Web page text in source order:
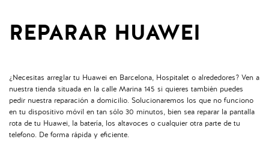
REPARAR HUAWEI
¿Necesitas arreglar tu Huawei en Barcelona, Hospitalet o alrededores? Ven a
nuestra tienda situada en la calle Marina 145 si quieres también puedes
pedir nuestra reparación a domicilio. Solucionaremos los que no funciono
en tu dispositivo móvil en tan sólo 30 minutos, bien sea reparar la pantalla
rota de tu Huawei, la batería, los altavoces o cualquier otra parte de tu
telefono. De forma rápida y eficiente.